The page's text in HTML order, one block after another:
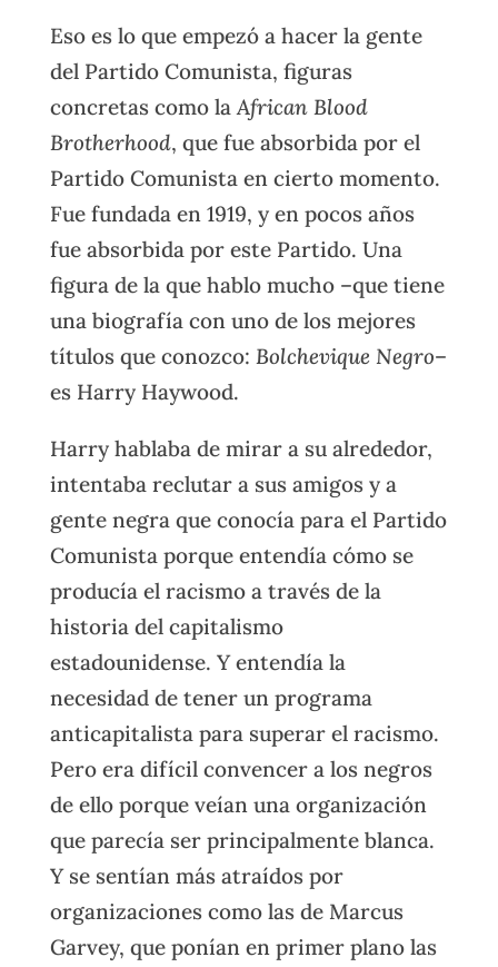
Eso es lo que empezó a hacer la gente
del Partido Comunista, figuras
concretas como laAfrican Blood
Brotherhood, que fue absorbida por el
Partido Comunista en cierto momento.
Fue fundada en 1919, y en pocos años
fue absorbida por este Partido. Una
figura de la que hablo mucho –que tiene
una biografía con uno de los mejores
títulos que conozco: Bolchevique Negro–
es Harry Haywood.
Harry hablaba de mirar a su alrededor,
intentaba reclutar a sus amigos y a
gente negra que conocía para el Partido
Comunista porque entendía cómo se
producía el racismo a través de la
historia del capitalismo
estadounidense. Y entendía la
necesidad de tener un programa
anticapitalista para superar el racismo.
Pero era difícil convencer a los negros
de ello porque veían una organización
que parecía ser principalmente blanca.
Y se sentían más atraídos por
organizaciones como las de Marcus
Garvey, que ponían en primer plano las